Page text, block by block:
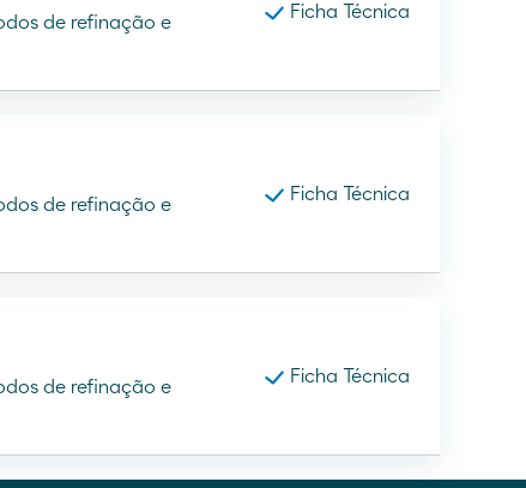
de refinação e
Ficha Técnica
de refinação e
Ficha Técnica
de refinação e
Ficha Técnica